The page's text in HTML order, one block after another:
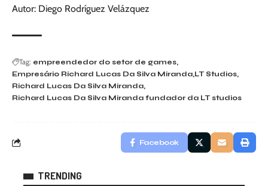
Autor: Diego Rodríguez Velázquez
Tag: empreendedor do setor de games
Empresário Richard Lucas Da Silva Miranda LT Studios
Richard Lucas Da Silva Miranda
Richard Lucas Da Silva Miranda fundador da LT studios
Facebook
TRENDING